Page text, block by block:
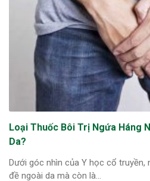
Loại Thuốc Bôi Trị Ngứa Háng
Da?
Dưới góc nhìn của Y học cổ truyền,
đề ngoài da mà còn là...